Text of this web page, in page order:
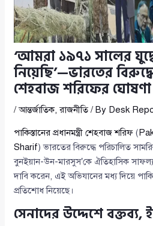
‘আমরা ১৯৭১ সালের
নিয়েছি’—ভারতের
শেহবাজ শরিফের ঘোষণা
/আন্তর্জাতিক,রাজনীতি/ By Desk
পাকিস্তানের প্রধানমন্ত্রী শেহবাজ শরিফ (
Sharif) ভারতের বিরুদ্ধে পরিচালিত
বুনইয়ান-উন-মারসুস’কে ঐতিহাসিক
দাবি করেন, এই অভিযানের মধ্য দিয়ে
প্রতিশোধ নিয়েছে।
সেনাদের উদ্দেশে বক্তব্য,